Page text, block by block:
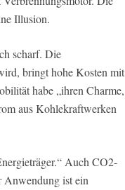
Illusion.
scharf. Die
bringt hohe Kosten mit
habe „ihren Charme,
aus Kohlekraftwerken
Auch CO2-
Anwendung ist ein